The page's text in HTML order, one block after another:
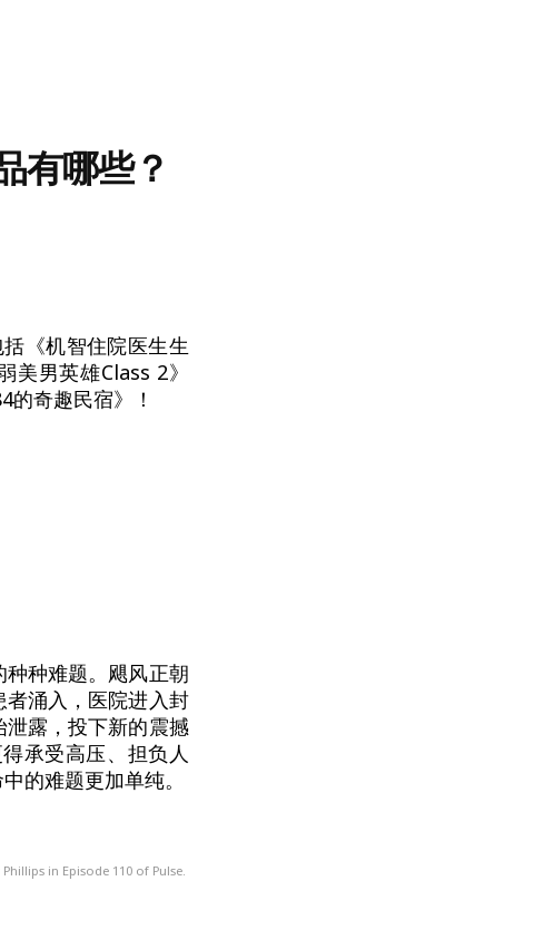
有哪些？
《机智住院医生生
男英雄Class 2》
奇趣民宿》！
种难题。飓风正朝
涌入，医院进入封
露，投下新的震撼
承受高压、担负人
的难题更加单纯。
in Episode 110 of Pulse.